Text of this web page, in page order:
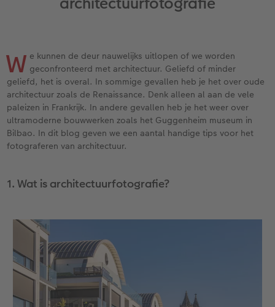
XXL Liggend
Compact Vierkant
Kids
Papiersoorten
Kaftsoorten
Mogelijkheden
Alle extra's
Art Collection
Ontwerpopties
Square prints
Mini prints
Foto in lijst
Premium poster
Fotosets
Fotostickers
Pasfoto's maken
Fotokiosk
Alle extra's
Foto op galerijprint
Foto op hout
Foto op hexxas
Meerluik
Wanddecoratie in lijst
Alle extra's
Fineline wandkalender
Met designs
Alle extra's
Textiel
Telefoonhoesjes
Fotogeschenkbox
CEWE Cadeaubon
Art Prints
Cadeautips
Trouwkaarten
Verjaardagskaarten
Communiekaarten
Alle thema's
Met reliëfopdruk
Huwelijk
Woondecoratietips
Fotoboektips
Fotografietips
CEWE myPhotos
Webinars
Fotowedstrijden
CEWE Magazine
Tipa Awards
Cadeaus voor kinderen
Duurzamere cadeaus
W e kunnen de deur nauwelijks uitlopen of we worden
geconfronteerd met architectuur. Geliefd of minder
geliefd, het is overal. In sommige gevallen heb je het over oude
architectuur zoals de Renaissance. Denk alleen al aan de vele
paleizen in Frankrijk. In andere gevallen heb je het weer over
ultramoderne bouwwerken zoals het Guggenheim museum in
Bilbao. In dit blog geven we een aantal handige tips voor het
fotograferen van architectuur.
1. Wat is architectuurfotografie?